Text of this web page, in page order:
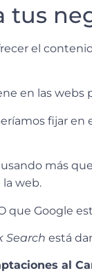
el
en las webs
fijar
más
web.
que Google
Search está
al